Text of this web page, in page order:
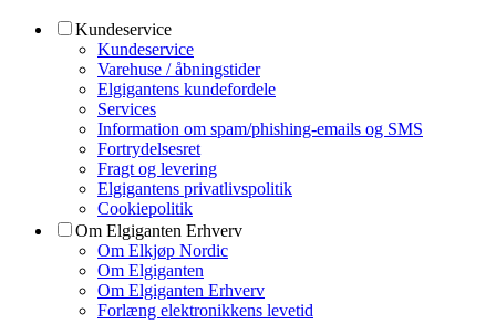
Kundeservice
Kundeservice
Varehuse / åbningstider
Elgigantens kundefordele
Services
Information om spam/phishing-emails og SMS
Fortrydelsesret
Fragt og levering
Elgigantens privatlivspolitik
Cookiepolitik
Om Elgiganten Erhverv
Om Elkjøp Nordic
Om Elgiganten
Om Elgiganten Erhverv
Forlæng elektronikkens levetid